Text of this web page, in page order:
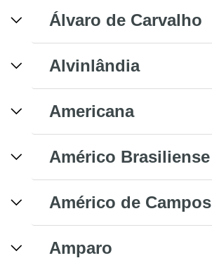
Álvaro de Carvalho
Alvinlândia
Americana
Américo Brasiliense
Américo de Campos
Amparo